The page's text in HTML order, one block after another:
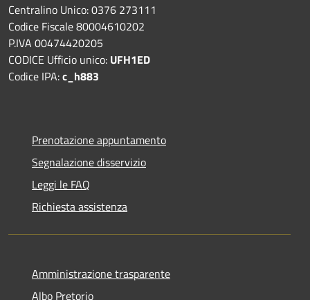
Centralino Unico: 0376 273111
Codice Fiscale 80004610202
P.IVA 00474420205
CODICE Ufficio unico: UFH1ED
Codice IPA:c_h883
Prenotazione appuntamento
Segnalazione disservizio
Leggi le FAQ
Richiesta assistenza
Amministrazione trasparente
Albo Pretorio